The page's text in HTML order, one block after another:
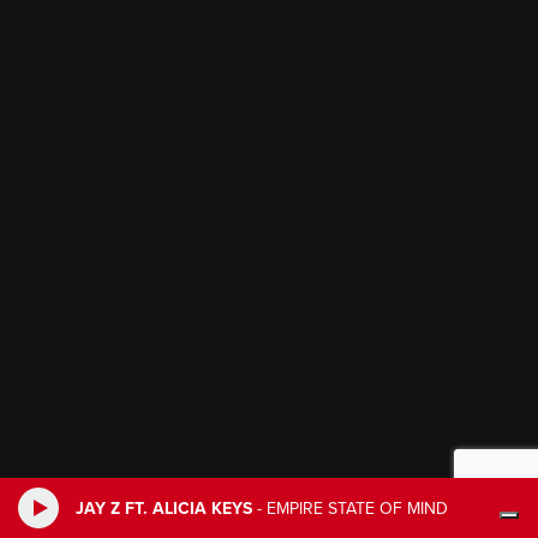
JAY Z FT. ALICIA KEYS - EMPIRE STATE OF MIND